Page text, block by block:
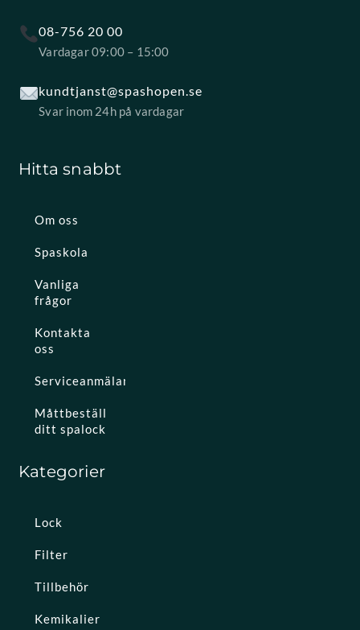
08-756 20 00
Vardagar 09:00 – 15:00
kundtjanst@spashopen.se
Svar inom 24h på vardagar
Hitta snabbt
Om oss
Spaskola
Vanliga
frågor
Kontakta
oss
Serviceanmälan
Måttbeställ
ditt spalock
Kategorier
Lock
Filter
Tillbehör
Kemikalier